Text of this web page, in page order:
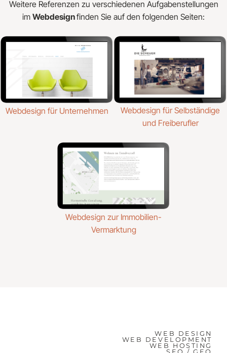
Weitere Referenzen zu verschiedenen Aufgabenstellungen
im Webdesignfinden Sie auf den folgenden Seiten:
Webdesign für Unternehmen
Webdesign für Selbständige
und Freiberufler
Webdesign zur Immobilien-
Vermarktung
WEB DESIGN
WEB DEVELOPMENT
WEB HOSTING